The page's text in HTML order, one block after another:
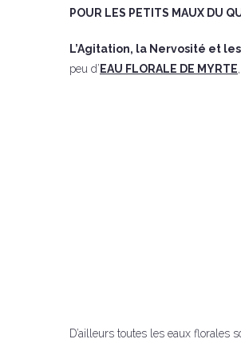
POUR LES PETITS MAUX DU
L’Agitation, la Nervosité et
peu d’ EAU FLORALE DE MYRTE
D’ailleurs toutes les eaux florales